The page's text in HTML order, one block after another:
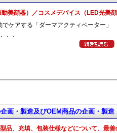
美顔器）／コスメデバイス（LED光美顔
ケアする「ダーマアクティベーター」
．．
画・製造及びOEM商品の企画・製造
品、充填、包装仕様などについて、最